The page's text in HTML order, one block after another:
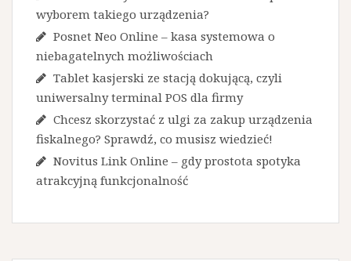
wyborem takiego urządzenia?
Posnet Neo Online – kasa systemowa o
niebagatelnych możliwościach
Tablet kasjerski ze stacją dokującą, czyli
uniwersalny terminal POS dla firmy
Chcesz skorzystać z ulgi za zakup urządzenia
fiskalnego? Sprawdź, co musisz wiedzieć!
Novitus Link Online – gdy prostota spotyka
atrakcyjną funkcjonalność